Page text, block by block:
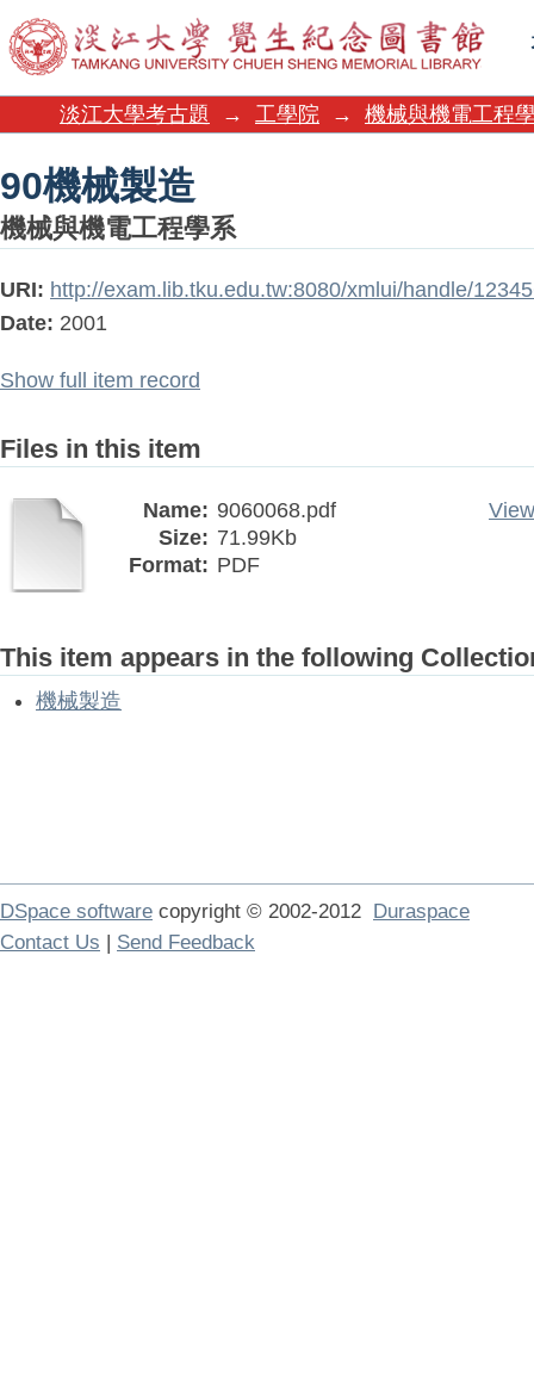
90機械製造
淡江大學考古題 → 工學院 → 機械與機電工程
90機械製造
機械與機電工程學系
URI: http://exam.lib.tku.edu.tw:8080/xmlui/handle/
Date: 2001
Show full item record
Files in this item
Name: 9060068.pdf
Size: 71.99Kb
Format: PDF
This item appears in the following
機械製造
DSpace software copyright © 2002-2012 Duraspace
Contact Us | Send Feedback